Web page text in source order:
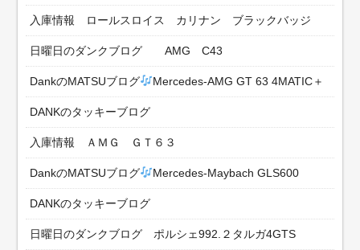
入庫情報 ロールスロイス カリナン ブラックバッジ
日曜日のダンクブログ AMG C43
DankのMATSUブログ Mercedes-AMG GT 63 4MATIC＋
DANKのタッキーブログ
入庫情報 ＡＭＧ ＧＴ６３
DankのMATSUブログ Mercedes-Maybach GLS600
DANKのタッキーブログ
日曜日のダンクブログ ポルシェ992.２タルガ4GTS